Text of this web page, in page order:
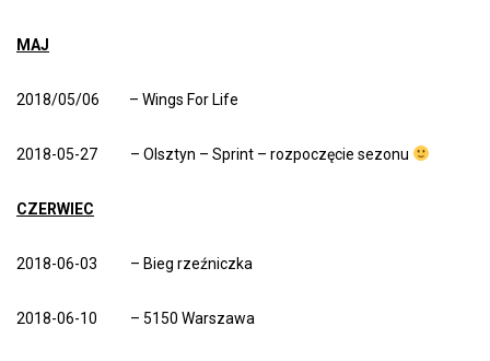
MAJ
2018/05/06 – Wings For Life
2018-05-27 – Olsztyn – Sprint – rozpoczęcie sezonu
CZERWIEC
2018-06-03 – Bieg rzeźniczka
2018-06-10 – 5150 Warszawa